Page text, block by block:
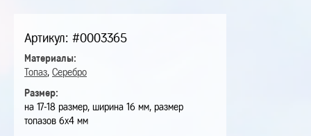
Артикул: #0003365
Материалы:
Топаз, Серебро
Размер:
на 17-18 размер, ширина 16 мм, размер
топазов 6х4 мм